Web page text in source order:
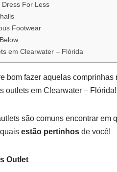
Dress For Less
Footwear
em Clearwater – Flórida
bom fazer aquelas
outlets em Clearwater – Flórida!
são comuns encontrar em
estão pertinhos de você!
Outlet